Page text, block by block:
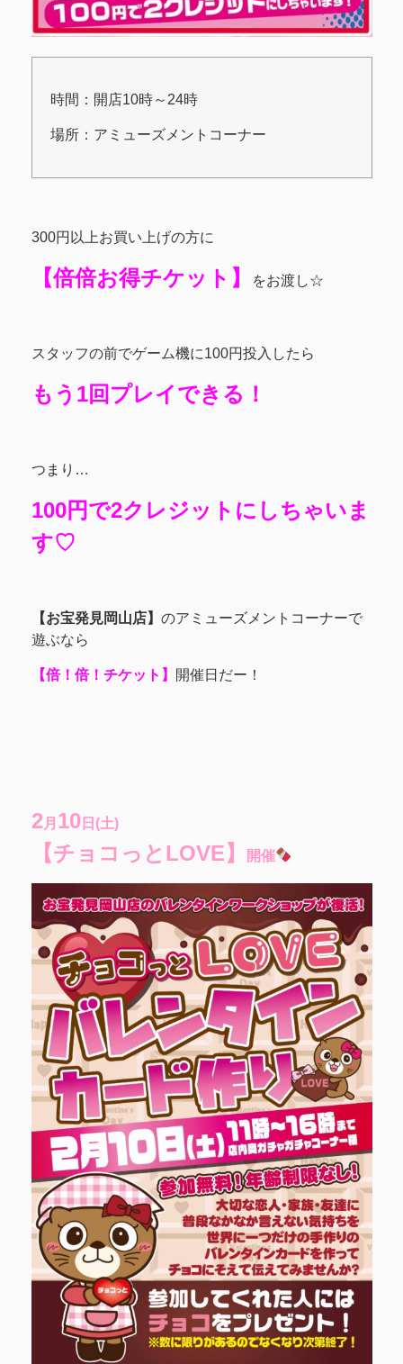
時間：開店10時～24時
場所：アミューズメントコーナー
300円以上お買い上げの方に
【倍倍お得チケット】 をお渡し☆
スタッフの前でゲーム機に100円投入したら
もう1回プレイできる！
つまり…
100円で2クレジットにしちゃいま
す♡
【お宝発見岡山店】 のアミューズメントコーナーで
遊ぶなら
【倍！倍！チケット】 開催日だー！
2月 10日(土)
【チョコっとLOVE】 開催